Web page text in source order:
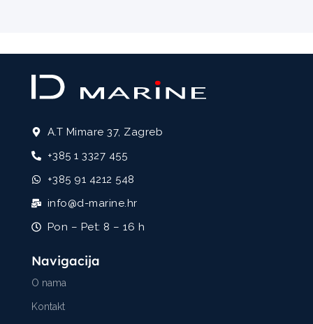
A.T Mimare 37, Zagreb
+385 1 3327 455
+385 91 4212 548
info@d-marine.hr
Pon – Pet: 8 – 16 h
Navigacija
O nama
Kontakt